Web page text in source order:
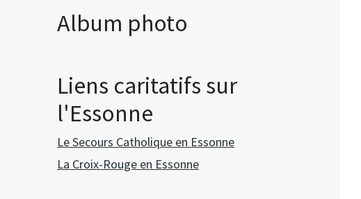
Album photo
Liens caritatifs sur
l'Essonne
Le Secours Catholique en Essonne
La Croix-Rouge en Essonne